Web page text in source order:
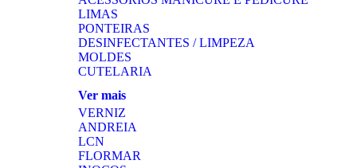
LIMAS
PONTEIRAS
DESINFECTANTES / LIMPEZA
MOLDES
CUTELARIA
Ver mais
VERNIZ
ANDREIA
LCN
FLORMAR